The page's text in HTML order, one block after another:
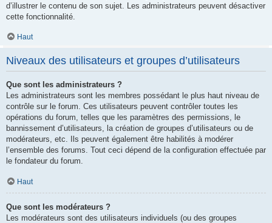
d’illustrer le contenu de son sujet. Les administrateurs peuvent désactiver
cette fonctionnalité.
Haut
Niveaux des utilisateurs et groupes d’utilisateurs
Que sont les administrateurs ?
Les administrateurs sont les membres possédant le plus haut niveau de
contrôle sur le forum. Ces utilisateurs peuvent contrôler toutes les
opérations du forum, telles que les paramètres des permissions, le
bannissement d’utilisateurs, la création de groupes d’utilisateurs ou de
modérateurs, etc. Ils peuvent également être habilités à modérer
l’ensemble des forums. Tout ceci dépend de la configuration effectuée par
le fondateur du forum.
Haut
Que sont les modérateurs ?
Les modérateurs sont des utilisateurs individuels (ou des groupes